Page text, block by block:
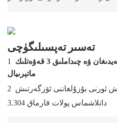
تەسىر تەپسىلىگۈچى
1
ماتېرىيال
2 ئورنى بۇزۇلغاننى ئۆزگەرتىش
3.304 داتلاشماس پولات قارماق